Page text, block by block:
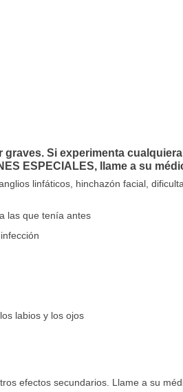
Si experimenta
ESPECIALES, llame a su
linfáticos, hinchazón facial,
las que tenía antes
labios y los ojos
efectos secundarios. Llame a su